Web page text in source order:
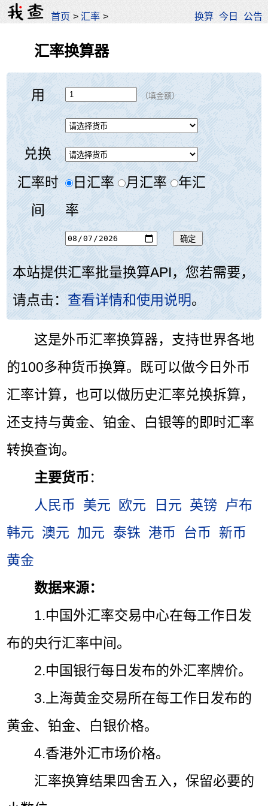
首页 >汇率 > 换算 今日 公告
汇率换算器
用 （填金额）
兑换
汇率时
间
日汇率 月汇率 年汇
率
本站提供汇率批量换算API，您若需要，
请点击： 查看详情和使用说明。
这是外币汇率换算器，支持世界各地
的100多种货币换算。既可以做今日外币
汇率计算，也可以做历史汇率兑换拆算，
还支持与黄金、铂金、白银等的即时汇率
转换查询。
主要货币：
人民币
美元 欧元 日元 英镑
卢布
韩元 澳元 加元 泰铢 港币 台币
新币
黄金
数据来源：
1.中国外汇率交易中心在每工作日发
布的央行汇率中间。
2.中国银行每日发布的外汇率牌价。
3.上海黄金交易所在每工作日发布的
黄金、铂金、白银价格。
4.香港外汇市场价格。
汇率换算结果四舍五入，保留必要的